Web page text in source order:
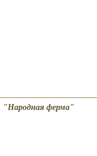
"Народная ферма"